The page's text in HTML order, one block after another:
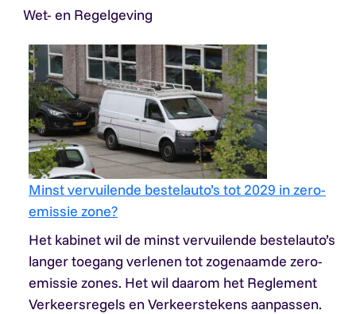
Wet- en Regelgeving
Minst vervuilende bestelauto’s tot 2029 in zero-
emissie zone?
Het kabinet wil de minst vervuilende bestelauto’s
langer toegang verlenen tot zogenaamde zero-
emissie zones. Het wil daarom het Reglement
Verkeersregels en Verkeerstekens aanpassen.